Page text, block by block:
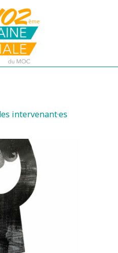
intervenant·es